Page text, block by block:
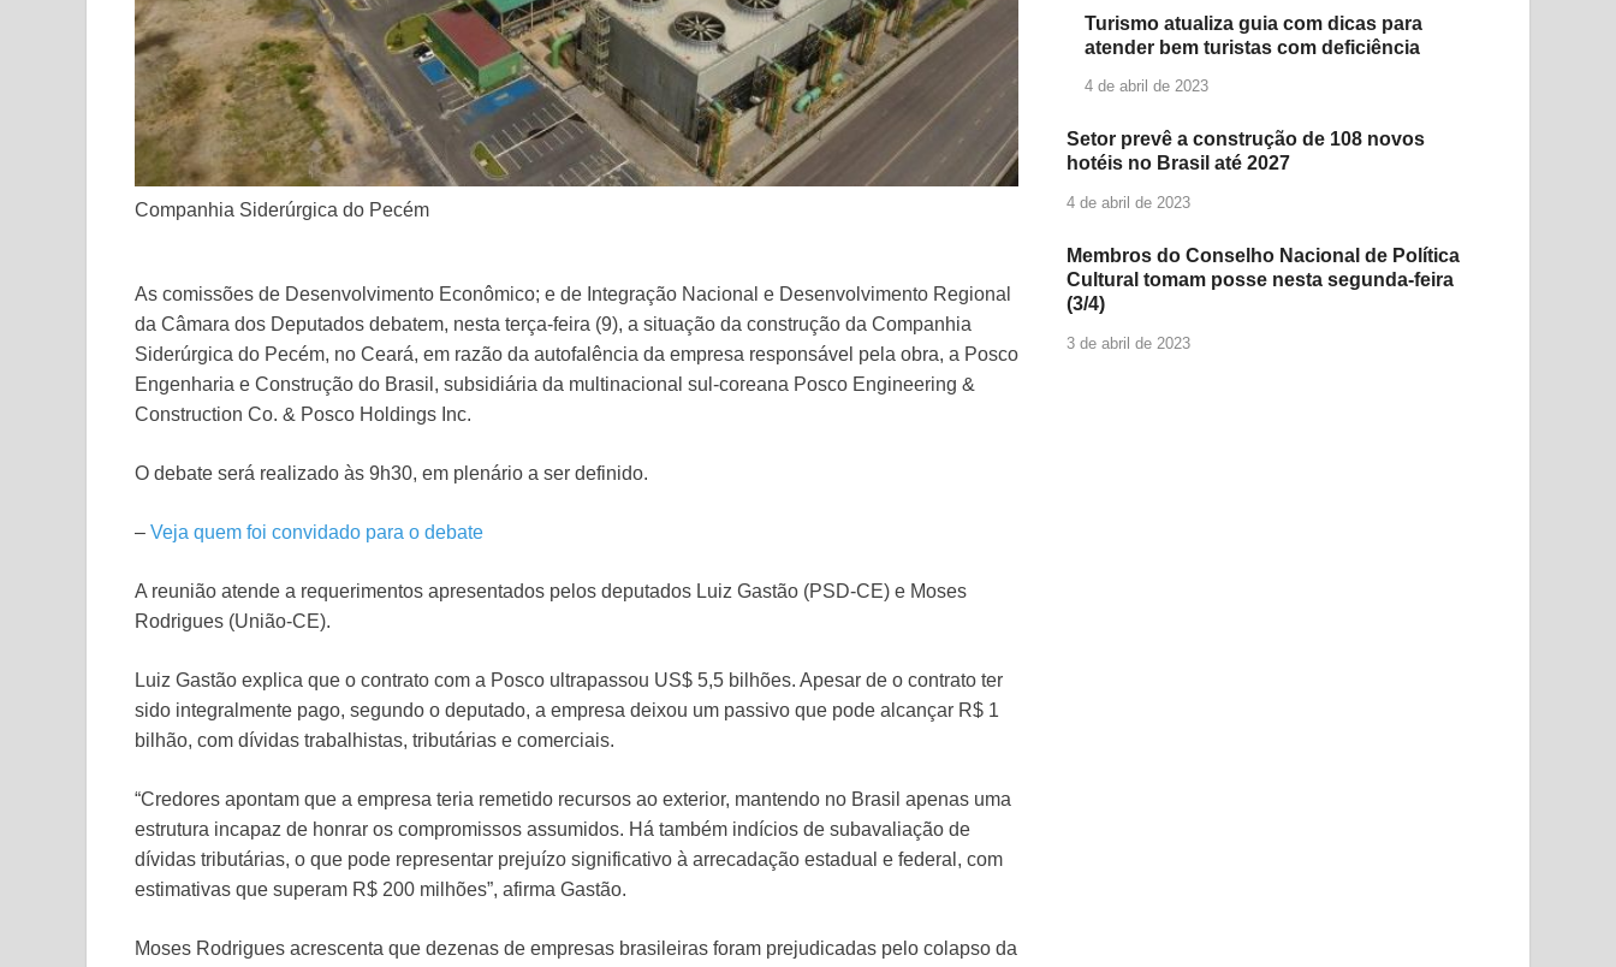
Companhia Siderúrgica do Pecém
As comissões de Desenvolvimento Econômico; e de Integração Nacional e Desenvolvimento Regional
da Câmara dos Deputados debatem, nesta terça-feira (9), a situação da construção da Companhia
Siderúrgica do Pecém, no Ceará, em razão da autofalência da empresa responsável pela obra, a Posco
Engenharia e Construção do Brasil, subsidiária da multinacional sul-coreana Posco Engineering &
Construction Co. & Posco Holdings Inc.
O debate será realizado às 9h30, em plenário a ser definido.
– Veja quem foi convidado para o debate
A reunião atende a requerimentos apresentados pelos deputados Luiz Gastão (PSD-CE) e Moses
Rodrigues (União-CE).
Luiz Gastão explica que o contrato com a Posco ultrapassou US$ 5,5 bilhões. Apesar de o contrato ter
sido integralmente pago, segundo o deputado, a empresa deixou um passivo que pode alcançar R$ 1
bilhão, com dívidas trabalhistas, tributárias e comerciais.
“Credores apontam que a empresa teria remetido recursos ao exterior, mantendo no Brasil apenas uma
estrutura incapaz de honrar os compromissos assumidos. Há também indícios de subavaliação de
dívidas tributárias, o que pode representar prejuízo significativo à arrecadação estadual e federal, com
estimativas que superam R$ 200 milhões”, afirma Gastão.
Moses Rodrigues acrescenta que dezenas de empresas brasileiras foram prejudicadas pelo colapso da
Turismo atualiza guia com dicas para
atender bem turistas com deficiência
4 de abril de 2023
Setor prevê a construção de 108 novos
hotéis no Brasil até 2027
4 de abril de 2023
Membros do Conselho Nacional de Política
Cultural tomam posse nesta segunda-feira
(3/4)
3 de abril de 2023